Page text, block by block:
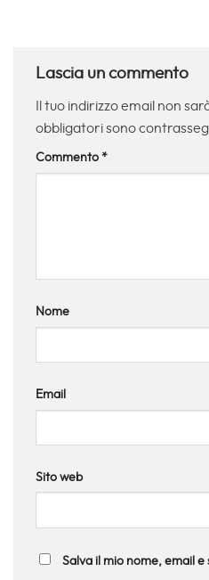
Lascia un commento
Il tuo indirizzo email non
obbligatori sono
Commento *
Nome
Email
Sito web
Salva il mio nome, email